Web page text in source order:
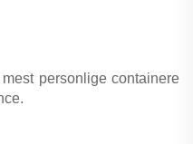
personlige containere